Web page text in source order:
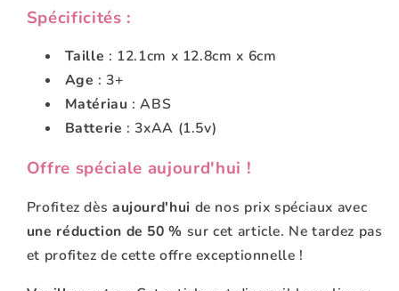
Spécificités :
Taille : 12.1cm x 12.8cm x 6cm
Age : 3+
Matériau : ABS
Batterie : 3xAA (1.5v)
Offre spéciale aujourd'hui !
Profitez dès aujourd'hui de nos prix spéciaux avec
une réduction de 50 % sur cet article. Ne tardez pas
et profitez de cette offre exceptionnelle !